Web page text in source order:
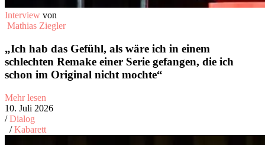
Interview von
Mathias Ziegler
„Ich hab das Gefühl, als wäre ich in einem
schlechten Remake einer Serie gefangen, die ich
schon im Original nicht mochte“
Mehr lesen
10. Juli 2026
/Dialog
/Kabarett